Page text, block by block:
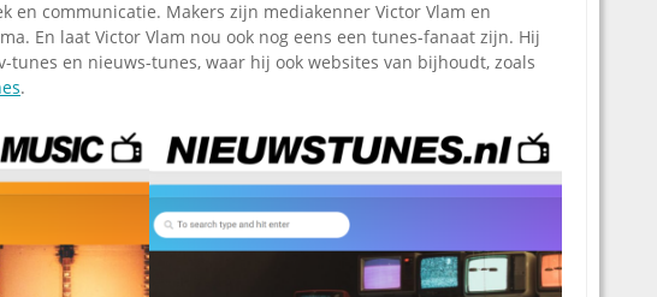
en communicatie. Makers zijn mediakenner Victor Vlam en
En laat Victor Vlam nou ook nog eens een tunes-fanaat zijn. Hij
tunes en nieuws-tunes, waar hij ook websites van bijhoudt, zoals
.